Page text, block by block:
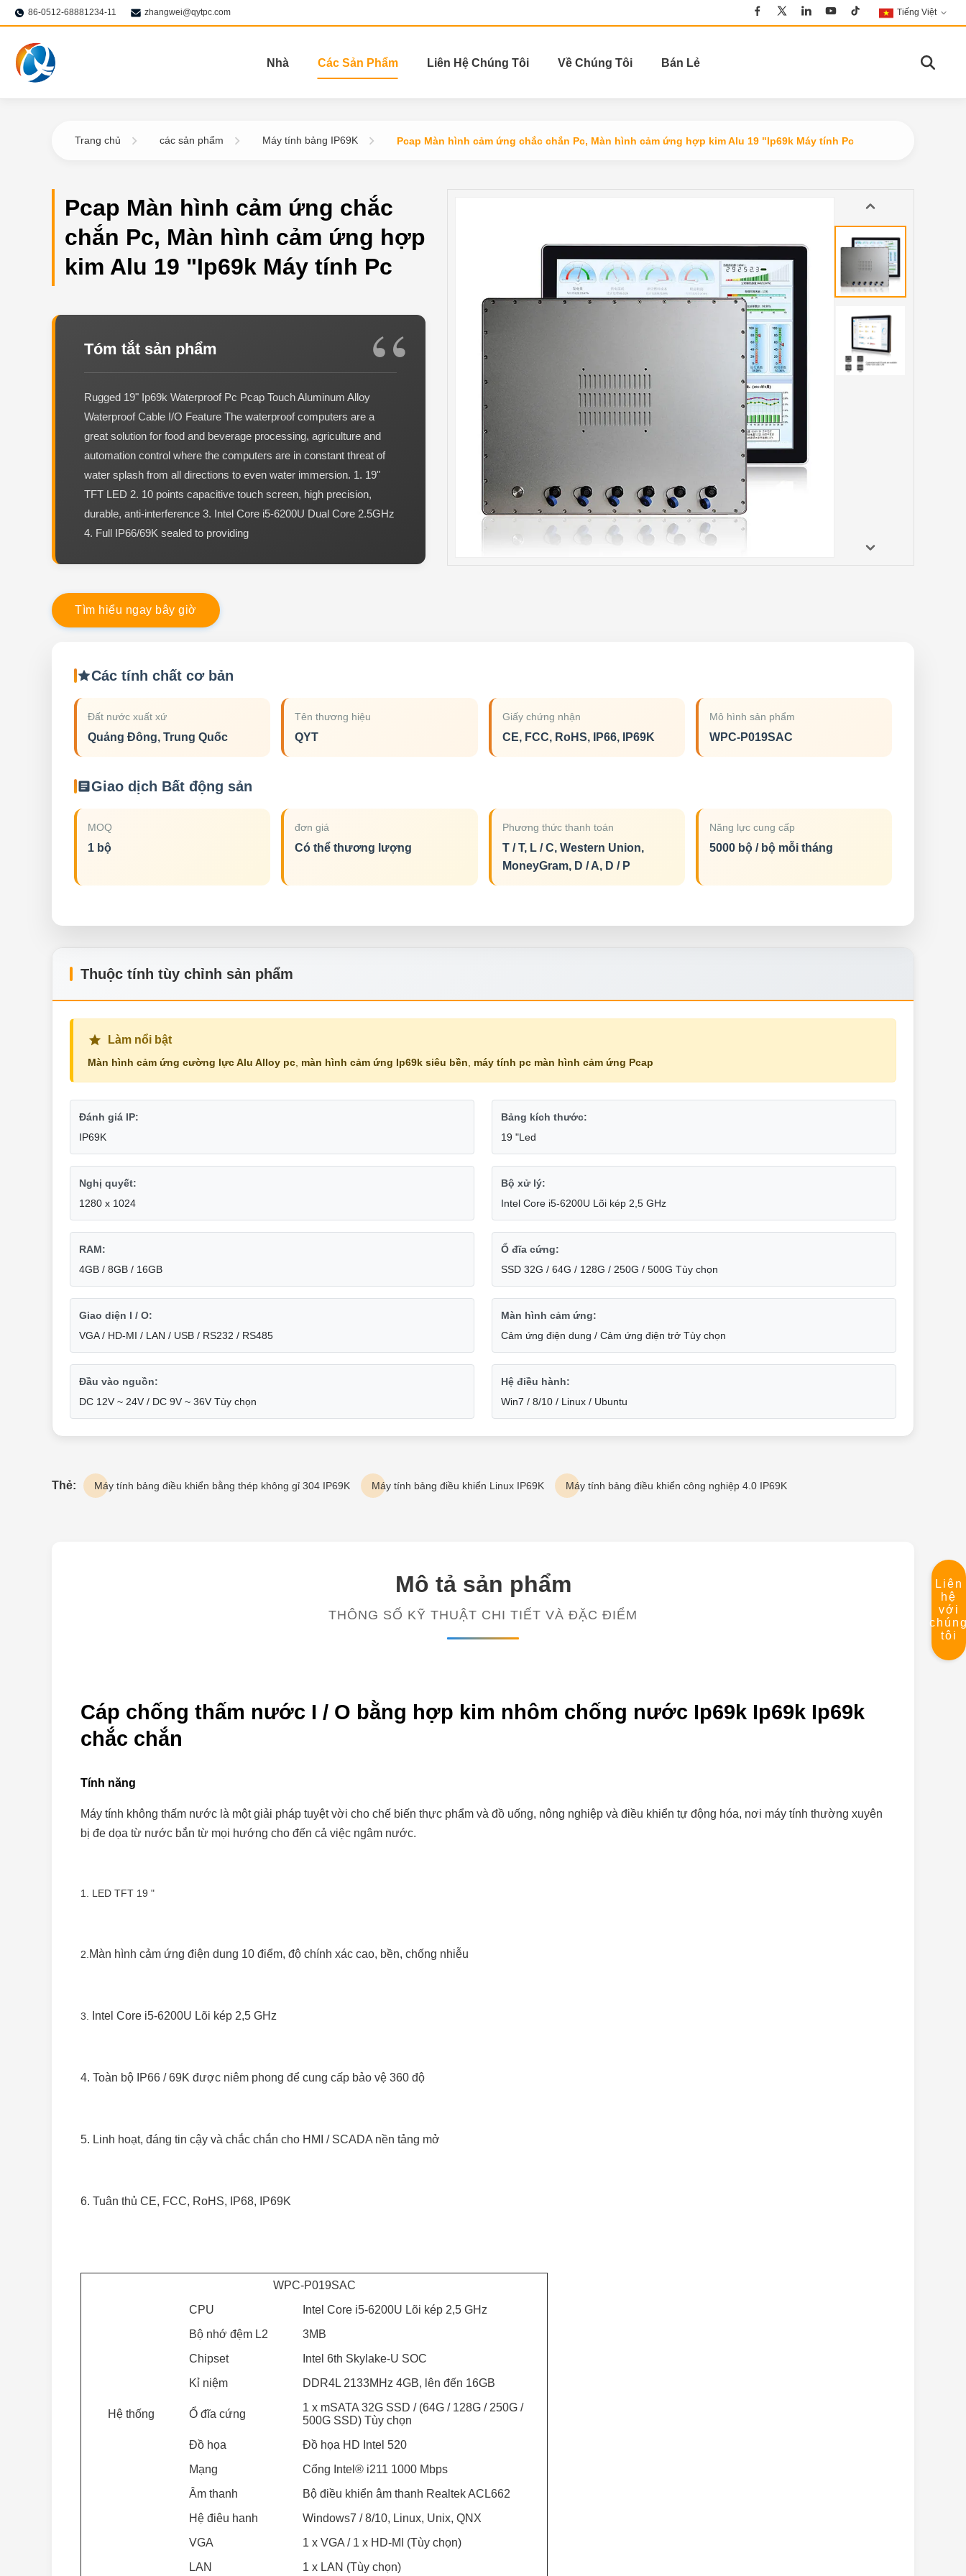
86-0512-68881234-11 zhangwei@qytpc.com Tiếng Việt
Nhà Các Sản Phẩm Liên Hệ Chúng Tôi Về Chúng Tôi Bán Lẻ
Liên
hệ
với
tôi
Trang chủ các sản phẩm Máy tính bảng IP69K Pcap Màn hình cảm ứng chắc chắn Pc, Màn hình cảm ứng hợp kim Alu 19 "Ip69k Máy tính Pc
Pcap Màn hình cảm ứng chắc
chắn Pc, Màn hình cảm ứng hợp
kim Alu 19 "Ip69k Máy tính Pc
Tóm tắt sản phẩm
Rugged 19" Ip69k Waterproof Pc Pcap Touch Aluminum Alloy
Waterproof Cable I/O Feature The waterproof computers are a
great solution for food and beverage processing, agriculture and
automation control where the computers are in constant threat of
water splash from all directions to even water immersion. 1. 19"
TFT LED 2. 10 points capacitive touch screen, high precision,
durable, anti-interference 3. Intel Core i5-6200U Dual Core 2.5GHz
4. Full IP66/69K sealed to providing
Tìm hiểu ngay bây giờ
Các tính chất cơ bản
Đất nước xuất xứ
Quảng Đông, Trung Quốc
Tên thương hiệu
QYT
Giấy chứng nhận
CE, FCC, RoHS, IP66, IP69K
Mô hình sản phẩm
WPC-P019SAC
Giao dịch Bất động sản
MOQ
1 bộ
đơn giá
Có thể thương lượng
Phương thức thanh toán
T / T, L / C, Western Union,
MoneyGram, D / A, D / P
Năng lực cung cấp
5000 bộ / bộ mỗi tháng
Thuộc tính tùy chỉnh sản phẩm
Làm nổi bật
Màn hình cảm ứng cường lực Alu Alloy pc, màn hình cảm ứng Ip69k siêu bền, máy tính pc màn hình cảm ứng Pcap
Đánh giá IP:
IP69K
Bảng kích thước:
19 "Led
Nghị quyết:
1280 x 1024
Bộ xử lý:
Intel Core i5-6200U Lõi kép 2,5 GHz
RAM:
4GB / 8GB / 16GB
Ổ đĩa cứng:
SSD 32G / 64G / 128G / 250G / 500G Tùy chọn
Giao diện I / O:
VGA / HD-MI / LAN / USB / RS232 / RS485
Màn hình cảm ứng:
Cảm ứng điện dung / Cảm ứng điện trở Tùy chọn
Đầu vào nguồn:
DC 12V ~ 24V / DC 9V ~ 36V Tùy chọn
Hệ điều hành:
Win7 / 8/10 / Linux / Ubuntu
Thẻ: Máy tính bảng điều khiển bằng thép không gỉ 304 IP69K Máy tính bảng điều khiển Linux IP69K Máy tính bảng điều khiển công nghiệp 4.0 IP69K
Mô tả sản phẩm
THÔNG SỐ KỸ THUẬT CHI TIẾT VÀ ĐẶC ĐIỂM
Cáp chống thấm nước I / O bằng hợp kim nhôm chống nước Ip69k Ip69k Ip69k
chắc chắn
Tính năng
Máy tính không thấm nước là một giải pháp tuyệt vời cho chế biến thực phẩm và đồ uống, nông nghiệp và điều khiển tự động hóa, nơi máy tính thường xuyên
bị đe dọa từ nước bắn từ mọi hướng cho đến cả việc ngâm nước.
1. LED TFT 19 "
2.Màn hình cảm ứng điện dung 10 điểm, độ chính xác cao, bền, chống nhiễu
3. Intel Core i5-6200U Lõi kép 2,5 GHz
4. Toàn bộ IP66 / 69K được niêm phong để cung cấp bảo vệ 360 độ
5. Linh hoạt, đáng tin cậy và chắc chắn cho HMI / SCADA nền tảng mở
6. Tuân thủ CE, FCC, RoHS, IP68, IP69K
WPC-P019SAC
Hệ thống
CPU
Intel Core i5-6200U Lõi kép 2,5 GHz
Bộ nhớ đệm L2
3MB
Chipset
Intel 6th Skylake-U SOC
Kỉ niệm
DDR4L 2133MHz 4GB, lên đến 16GB
Ổ đĩa cứng
1 x mSATA 32G SSD / (64G / 128G / 250G /
500G SSD) Tùy chọn
Đồ họa
Đồ họa HD Intel 520
Mạng
Cổng Intel® i211 1000 Mbps
Âm thanh
Bộ điều khiển âm thanh Realtek ACL662
Hệ điêu hanh
Windows7 / 8/10, Linux, Unix, QNX
VGA
1 x VGA / 1 x HD-MI (Tùy chọn)
LAN
1 x LAN (Tùy chọn)